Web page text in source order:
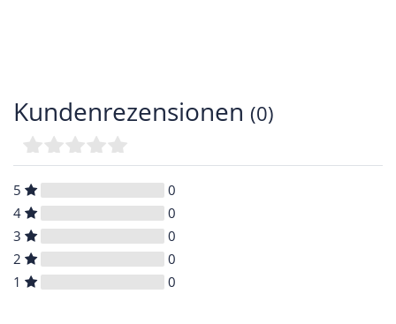
Kundenrezensionen (0)
5
0
4
0
3
0
2
0
1
0